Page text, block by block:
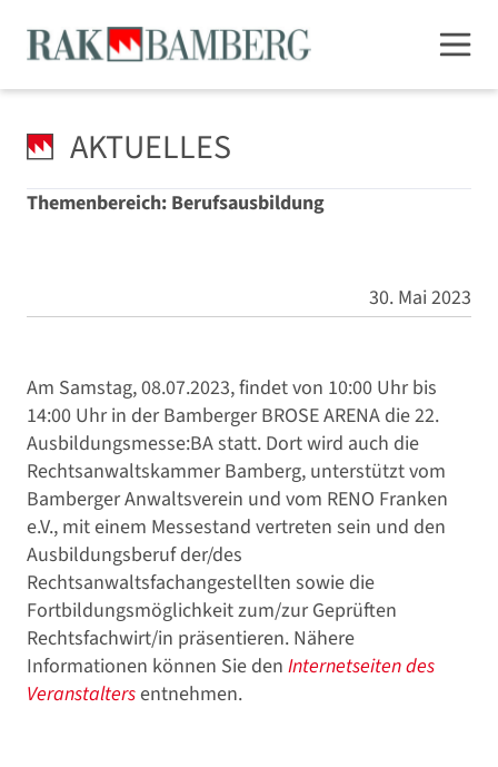
AKTUELLES
Themenbereich: Berufsausbildung
30. Mai 2023
Am Samstag, 08.07.2023, findet von 10:00 Uhr bis
14:00 Uhr in der Bamberger BROSE ARENA die 22.
Ausbildungsmesse:BA statt. Dort wird auch die
Rechtsanwaltskammer Bamberg, unterstützt vom
Bamberger Anwaltsverein und vom RENO Franken
e.V., mit einem Messestand vertreten sein und den
Ausbildungsberuf der/des
Rechtsanwaltsfachangestellten sowie die
Fortbildungsmöglichkeit zum/zur Geprüften
Rechtsfachwirt/in präsentieren. Nähere
Informationen können Sie den Internetseiten des
Veranstaltersentnehmen.